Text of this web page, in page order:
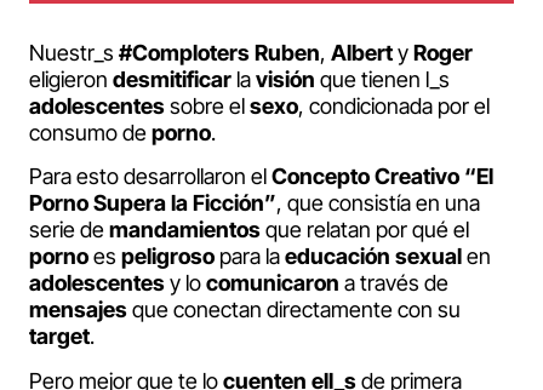
Nuestr_s #ComplotersRuben, AlbertyRoger
eligieron desmitificar lavisión que tienen l_s
adolescentessobre elsexo, condicionada por el
consumo deporno.
Para esto desarrollaron elConceptoCreativo “El
Porno Supera la Ficción”, que consistía en una
serie demandamientosque relatan por qué el
pornoes peligroso para laeducación sexualen
adolescentesy locomunicaron a través de
mensajesque conectan directamente con su
target.
Pero mejor que te locuenten ell_sde primera